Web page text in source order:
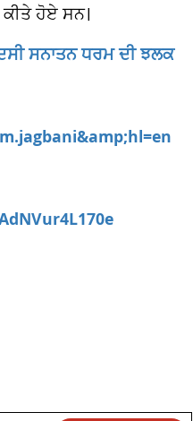
ਹੋਏ ਸਨ।
ਸਨਾਤਨ ਧਰਮ ਦੀ ਝਲਕ